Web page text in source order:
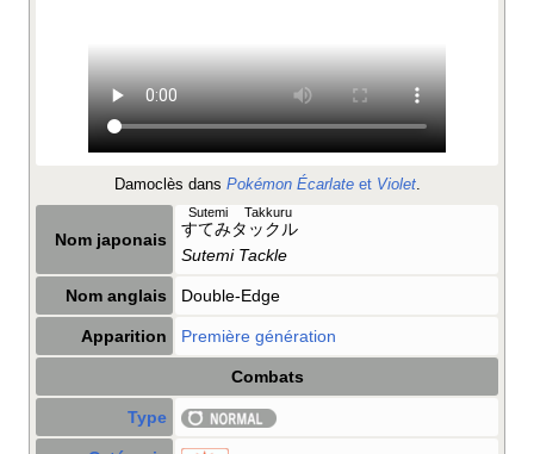
Damoclès dans Pokémon Écarlateet Violet.
Nom japonais
すてみタックル
Sutemi Takkuru
Sutemi Tackle
Nom anglais Double-Edge
Apparition Première génération
Combats
Type